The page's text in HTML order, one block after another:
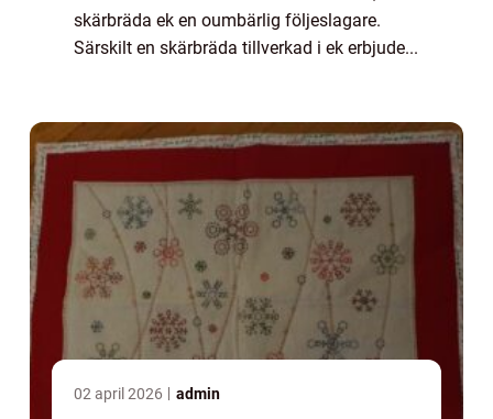
skärbräda ek en oumbärlig följeslagare.
Särskilt en skärbräda tillverkad i ek erbjude...
02 april 2026 admin